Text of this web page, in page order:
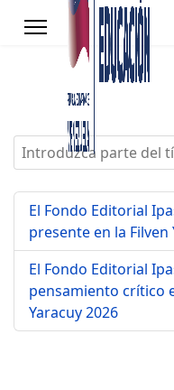
Introduzca parte del
El Fondo Editorial
presente en la Filven
El Fondo Editorial
pensamiento crítico
Yaracuy 2026